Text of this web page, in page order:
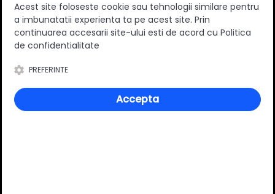
0(0 review-uri)
Întrebări și răspunsuri
Acest site foloseste cookie sau tehnologii similare pentru
a imbunatatii experienta ta pe acest site. Prin
continuarea accesarii site-ului esti de acord cu Politica
de confidentialitate
PREFERINTE
Accepta